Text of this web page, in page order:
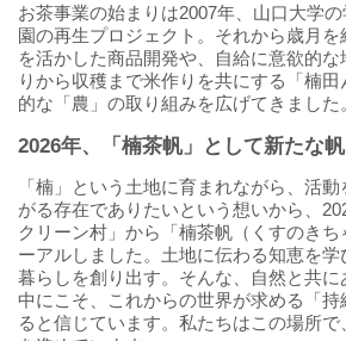
お茶事業の始まりは2007年、山口大学
園の再生プロジェクト。それから歳月
を活かした商品開発や、自給に意欲的な
りから収穫まで米作りを共にする「楠
的な「農」の取り組みを広げてきました
2026年、「楠茶帆」として新たな
「楠」という土地に育まれながら、活
がる存在でありたいという想いから、
クリーン村」から「楠茶帆（くすのきち
ーアルしました。土地に伝わる知恵を
暮らしを創り出す。そんな、自然と共
中にこそ、これからの世界が求める「
ると信じています。私たちはこの場所